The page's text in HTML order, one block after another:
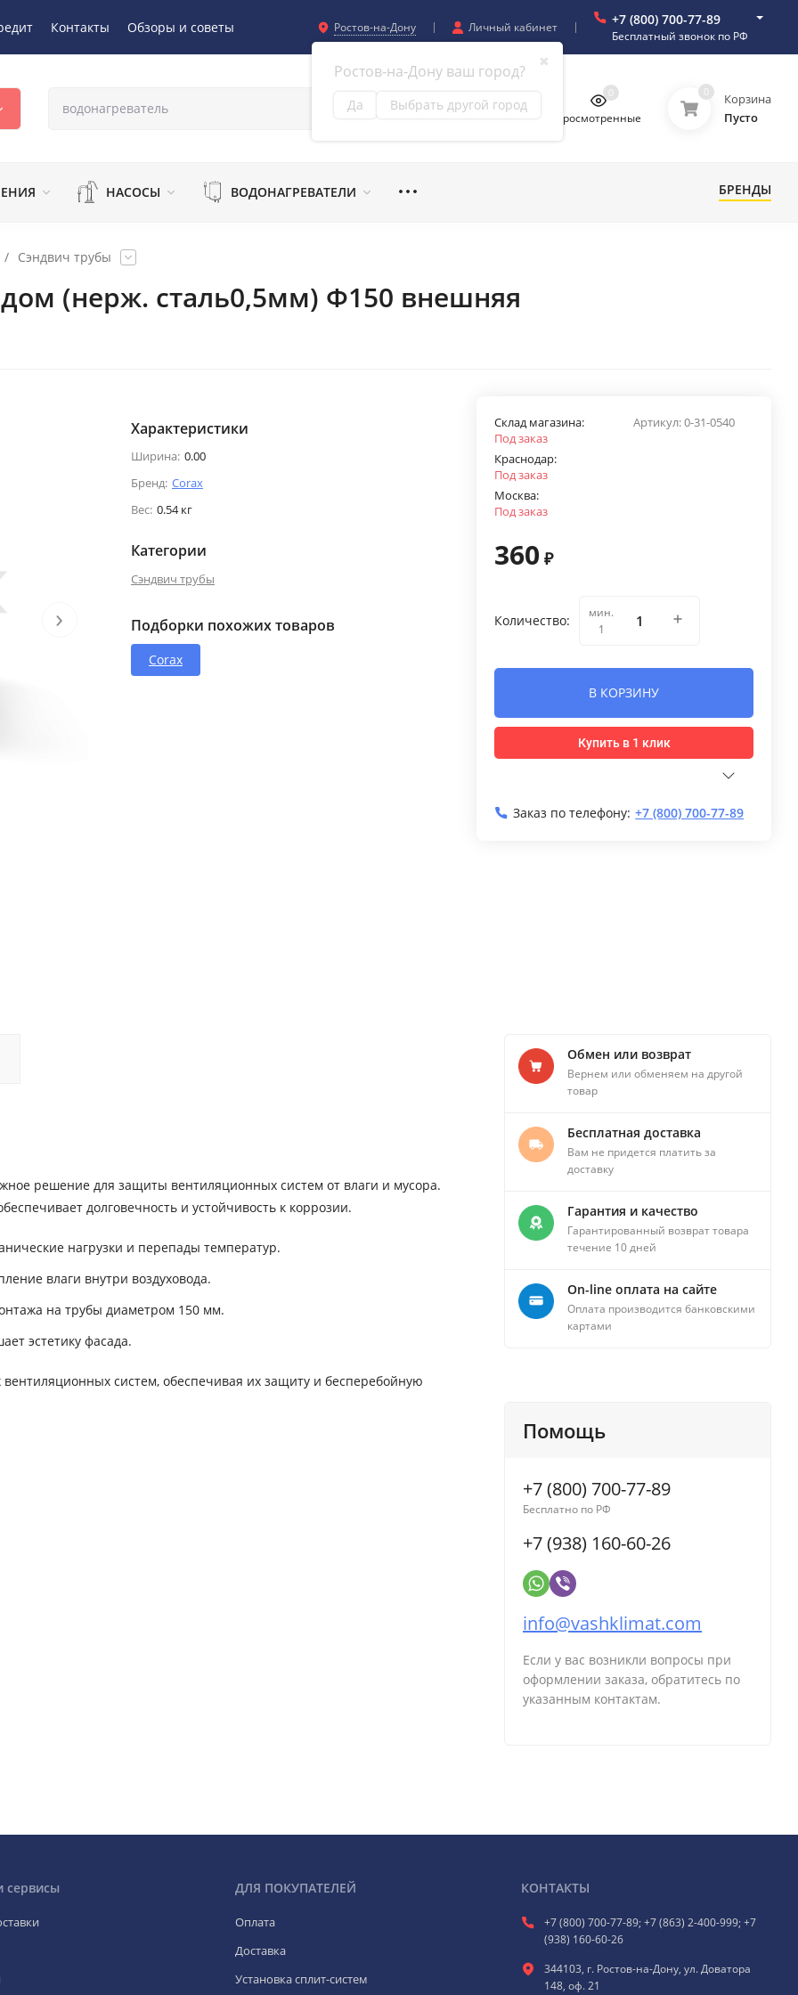
Контакты Обзоры и советы Ростов-на-Дону
✖
Ростов-на-Дону ваш город?
Да Выбрать другой город
Личный кабинет +7 (800) 700-77-89
Бесплатный звонок по РФ
Просмотренные
0 0
Корзина
Пусто
НАСОСЫ ВОДОНАГРЕВАТЕЛИ БРЕНДЫ
/ Сэндвич трубы
(нерж. сталь0,5мм) Ф150 внешняя
›
Характеристики
Ширина: 0.00
Бренд: Corax
Вес: 0.54 кг
Категории
Сэндвич трубы
Подборки похожих товаров
Corax
Артикул:0-31-0540
Склад магазина:
Под заказ
Краснодар:
Под заказ
Москва:
Под заказ
360 ₽
Количество:
мин.
1
В КОРЗИНУ
Купить в 1 клик
Заказ по телефону: +7 (800) 700-77-89
решение для защиты вентиляционных систем от влаги и мусора.
долговечность и устойчивость к коррозии.
нагрузки и перепады температур.
влаги внутри воздуховода.
на трубы диаметром 150 мм.
эстетику фасада.
систем, обеспечивая их защиту и бесперебойную
Обмен или возврат
Вернем или обменяем на другой
товар
Бесплатная доставка
Вам не придется платить за
доставку
Гарантия и качество
Гарантированный возврат товара
течение 10 дней
On-line оплата на сайте
Оплата производится банковскими
картами
Помощь
+7 (800) 700-77-89
Бесплатно по РФ
+7 (938) 160-60-26
info@vashklimat.com
Если у вас возникли вопросы при
оформлении заказа, обратитесь по
указанным контактам.
сервисы ДЛЯ ПОКУПАТЕЛЕЙ
Оплата
Доставка
Установка сплит-систем
КОНТАКТЫ
+7 (800) 700-77-89; +7 (863) 2-400-999; +7
(938) 160-60-26
344103, г. Ростов-на-Дону, ул. Доватора
148, оф. 21